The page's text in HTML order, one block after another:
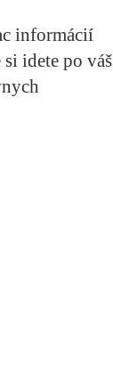
informácií
idete po váš